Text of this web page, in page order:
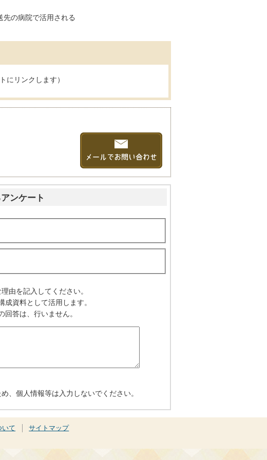
の病院で活用される
にリンクします）
ンケート
由を記入してください。
資料として活用します。
答は、行いません。
、個人情報等は入力しないでください。
いて サイトマップ